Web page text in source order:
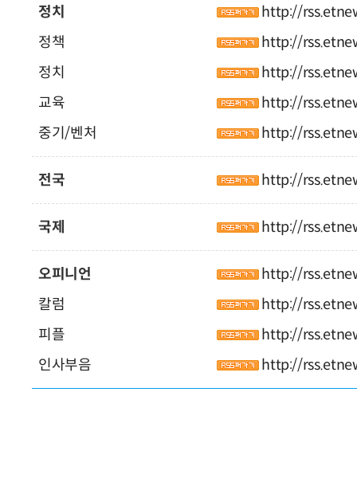
정치
http://
정책
http://
정치
http://
교육
http://
중기/벤처
http://
전국 http://
국제 http://
오피니언
http://
칼럼
http://
피플
http://
인사부음
http://